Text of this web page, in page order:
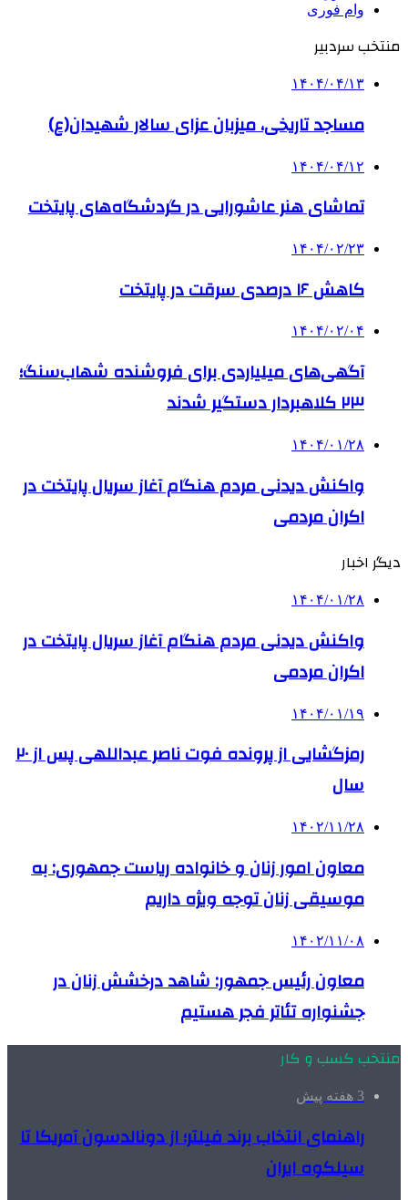
وام فوری
منتخب سردبیر
۱۴۰۴/۰۴/۱۳
مساجد تاریخی، میزبان عزای سالار شهیدان(ع)
۱۴۰۴/۰۴/۱۲
تماشای هنر عاشورایی در گردشگاه‌های پایتخت
۱۴۰۴/۰۲/۲۳
کاهش ۱۶ درصدی سرقت در پایتخت
۱۴۰۴/۰۲/۰۴
آگهی‌های میلیاردی برای فروشنده شهاب‌سنگ؛
۲۳ کلاهبردار دستگیر شدند
۱۴۰۴/۰۱/۲۸
واکنش دیدنی مردم هنگام آغاز سریال پایتخت در
اکران مردمی
دیگر اخبار
۱۴۰۴/۰۱/۲۸
واکنش دیدنی مردم هنگام آغاز سریال پایتخت در
اکران مردمی
۱۴۰۴/۰۱/۱۹
رمزگشایی از پرونده فوت ناصر عبداللهی پس از ۲۰
سال
۱۴۰۲/۱۱/۲۸
معاون امور زنان و خانواده ریاست جمهوری: به
موسیقی زنان توجه ویژه داریم
۱۴۰۲/۱۱/۰۸
معاون رئیس جمهور: شاهد درخشش زنان در
جشنواره تئاتر فجر هستیم
منتخب کسب و کار
3 هفته پیش
راهنمای انتخاب برند فیلتر؛ از دونالدسون آمریکا تا
سیلکوه ایران